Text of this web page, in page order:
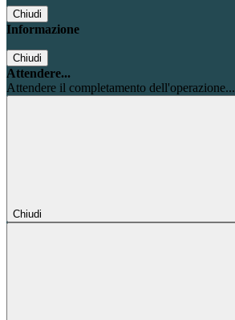
Chiudi
Informazione
Chiudi
Attendere...
Attendere il completamento dell'operazione...
Chiudi